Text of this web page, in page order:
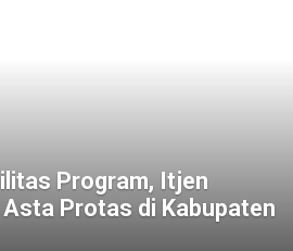
Program, Itjen
Asta Protas di Kabupaten